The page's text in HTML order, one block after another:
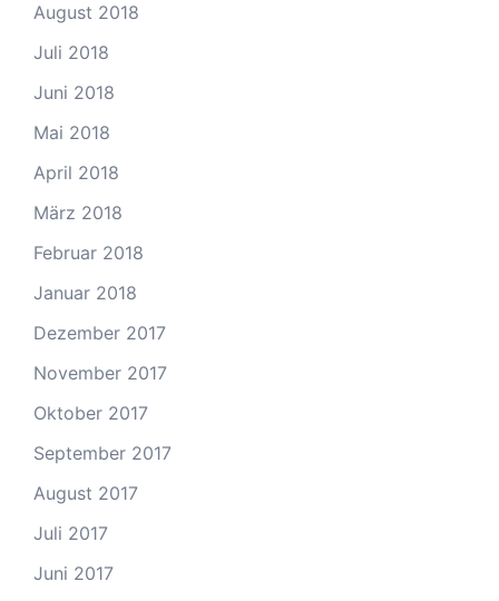
August 2018
Juli 2018
Juni 2018
Mai 2018
April 2018
März 2018
Februar 2018
Januar 2018
Dezember 2017
November 2017
Oktober 2017
September 2017
August 2017
Juli 2017
Juni 2017